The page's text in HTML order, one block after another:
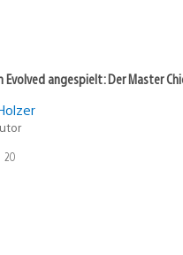
Evolved angespielt: Der Master
20